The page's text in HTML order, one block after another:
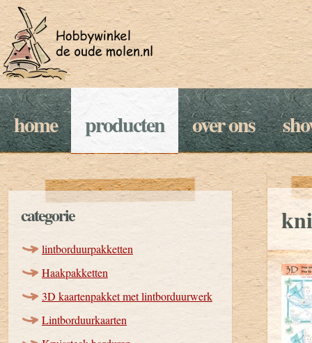
home producten over ons
categorie
lintborduurpakketten
Haakpakketten
3D kaartenpakket met lintborduurwerk
Lintborduurkaarten